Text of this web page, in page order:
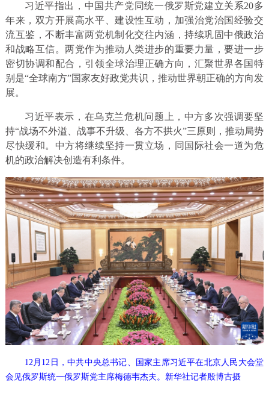
习近平指出，中国共产党同统一俄罗斯党建立关系20多
年来，双方开展高水平、建设性互动，加强治党治国经验交
流互鉴，不断丰富两党机制化交往内涵，持续巩固中俄政治
和战略互信。两党作为推动人类进步的重要力量，要进一步
密切协调和配合，引领全球治理正确方向，汇聚世界各国特
别是“全球南方”国家友好政党共识，推动世界朝正确的方向发
展。
习近平表示，在乌克兰危机问题上，中方多次强调要坚
持“战场不外溢、战事不升级、各方不拱火”三原则，推动局势
尽快缓和。中方将继续坚持一贯立场，同国际社会一道为危
机的政治解决创造有利条件。
12月12日，中共中央总书记、国家主席习近平在北京人民大会堂
会见俄罗斯统一俄罗斯党主席梅德韦杰夫。新华社记者殷博古摄